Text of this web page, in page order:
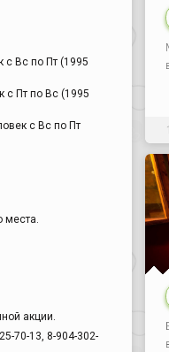
с Вс по Пт (1995
с Пт по Вс (1995
с Вс по Пт
места.
акции.
70-13, 8-904-302-